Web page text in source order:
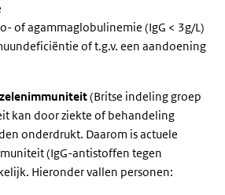
of agammaglobulinemie (IgG < 3g/L)
of t.g.v. een aandoening
(Britse indeling groep
kan door ziekte of behandeling
onderdrukt. Daarom is actuele
(IgG-antistoffen tegen
Hieronder vallen personen: